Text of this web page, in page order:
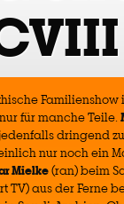
für manche Teile.
dringend
nur noch ein
Mielke(ran) beim
TV) aus der Ferne